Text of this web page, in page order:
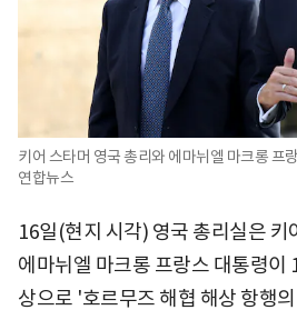
키어 스타머 영국 총리와 에마뉘엘 마크롱 프
연합뉴스
16일(현지 시각) 영국 총리실은 키
에마뉘엘 마크롱 프랑스 대통령이
상으로 '호르무즈 해협 해상 항행